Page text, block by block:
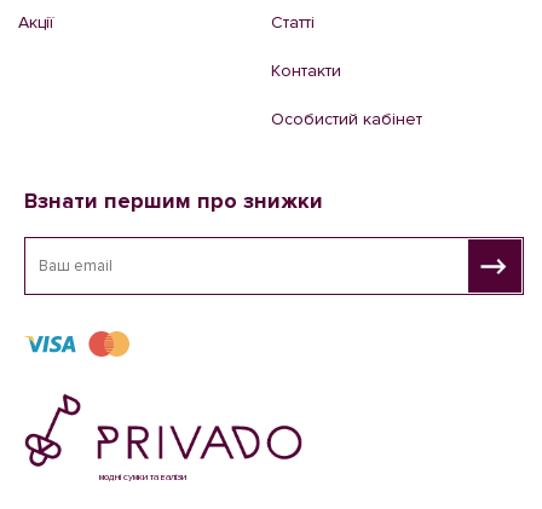
Акції Статті
Контакти
Особистий кабінет
Взнати першим про знижки
модні сумки та валізи